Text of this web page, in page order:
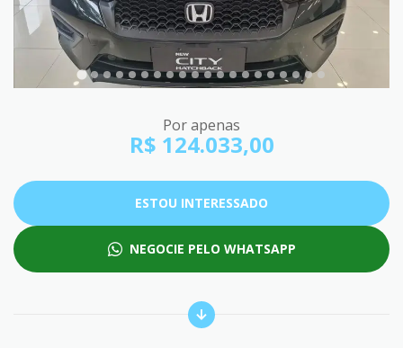
Por apenas
R$ 124.033,00
ESTOU INTERESSADO
NEGOCIE PELO WHATSAPP